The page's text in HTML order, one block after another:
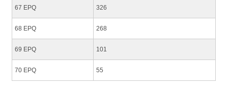
67 EPQ 326
68 EPQ 268
69 EPQ 101
70 EPQ 55